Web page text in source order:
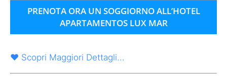
PRENOTA ORA UN SOGGIORNO ALL’HOTEL
APARTAMENTOS LUX MAR
♥ Scopri Maggiori Dettagli...